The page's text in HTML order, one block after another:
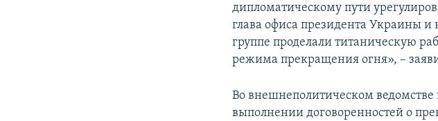
дипломатическому пути
глава офиса президента Украины
группе проделали титаническую
режима прекращения огня», –
Во внешнеполитическом ведомстве
выполнении договоренностей о